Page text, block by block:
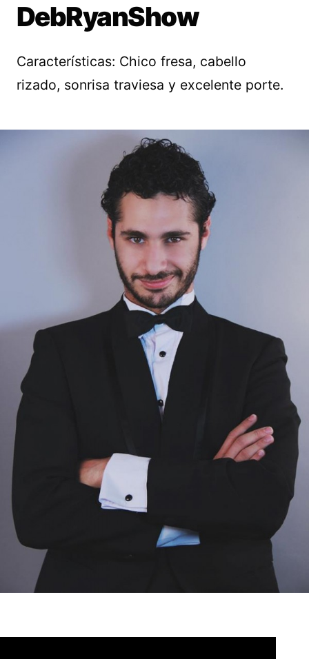
DebRyanShow
Características: Chico fresa, cabello
rizado, sonrisa traviesa y excelente porte.